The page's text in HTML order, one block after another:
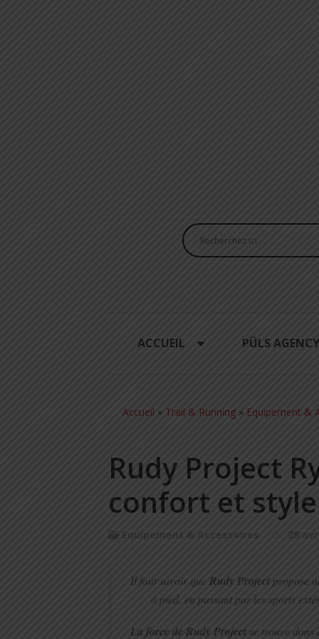
ACCUEIL PÜLS AGENCY
Accueil » Trail & Running » Equipement &
Rudy Project
confort et
Equipement & Accessoires 28
Il faut savoir queRudy Project propose
à pied, en passant par les sports
La force de Rudy Project se trouve dans